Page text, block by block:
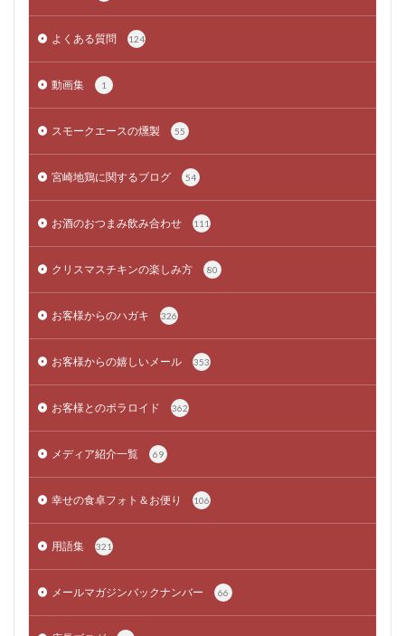
よくある質問 124
動画集 1
スモークエースの燻製 55
宮崎地鶏に関するブログ 54
お酒のおつまみ飲み合わせ 111
クリスマスチキンの楽しみ方 80
お客様からのハガキ 326
お客様からの嬉しいメール 353
お客様とのポラロイド 362
メディア紹介一覧 69
幸せの食卓フォト＆お便り 106
用語集 321
メールマガジンバックナンバー 66